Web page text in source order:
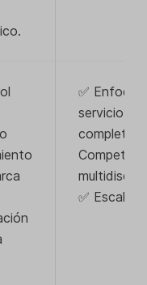
✅
servicio
completo
✅